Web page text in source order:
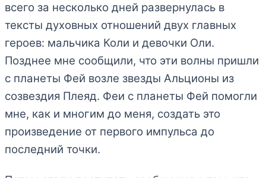
всего за несколько дней развернулась в
тексты духовных отношений двух главных
героев: мальчика Коли и девочки Оли.
Позднее мне сообщили, что эти волны пришли
с планеты Фей возле звезды Альционы из
созвездия Плеяд. Феи с планеты Фей помогли
мне, как и многим до меня, создать это
произведение от первого импульса до
последний точки.